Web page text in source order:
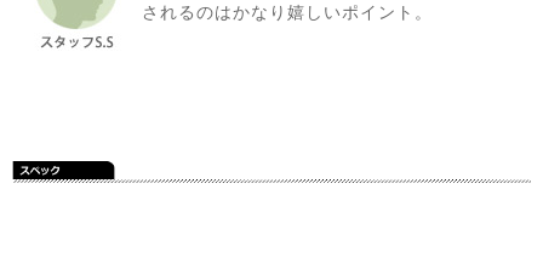
されるのはかなり嬉しいポイント。